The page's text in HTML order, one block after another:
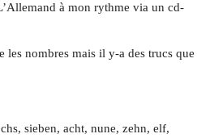
à mon rythme via un cd-
les nombres mais il y-a des trucs que
sieben, acht, nune, zehn, elf,